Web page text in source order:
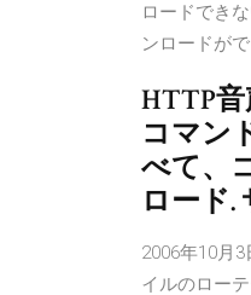
ロードでき
ンロードが
HTTP
コマン
べて、
ロード
2006年10月
イルのロー